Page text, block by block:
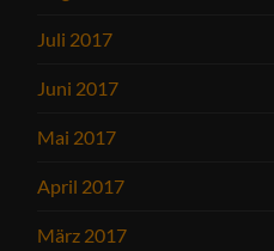
Juli 2017
Juni 2017
Mai 2017
April 2017
März 2017